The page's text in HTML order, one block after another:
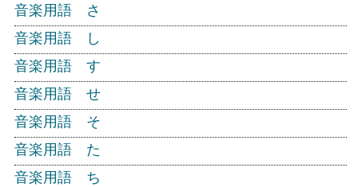
音楽用語 さ
音楽用語 し
音楽用語 す
音楽用語 せ
音楽用語 そ
音楽用語 た
音楽用語 ち